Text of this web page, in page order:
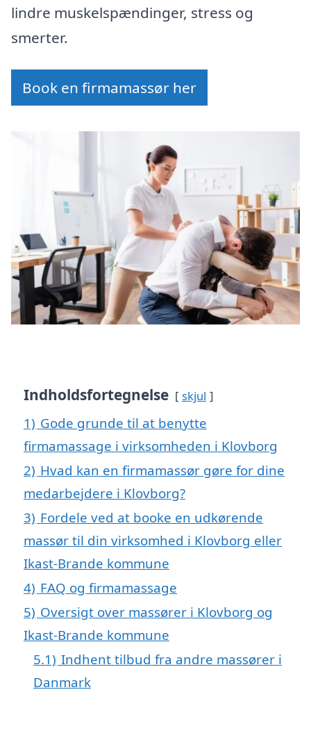
lindre muskelspændinger, stress og
smerter.
Book en firmamassør her
Indholdsfortegnelse skjul
1) Gode grunde til at benytte
firmamassage i virksomheden i Klovborg
2) Hvad kan en firmamassør gøre for dine
medarbejdere i Klovborg?
3) Fordele ved at booke en udkørende
massør til din virksomhed i Klovborg eller
Ikast-Brande kommune
4) FAQ og firmamassage
5) Oversigt over massører i Klovborg og
Ikast-Brande kommune
5.1) Indhent tilbud fra andre massører i
Danmark